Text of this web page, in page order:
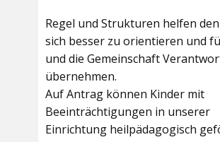
Regel und Strukturen helfen
sich besser zu orientieren und
und die Gemeinschaft
übernehmen.
Auf Antrag können Kinder mit
Beeinträchtigungen in unserer
Einrichtung heilpädagogisch